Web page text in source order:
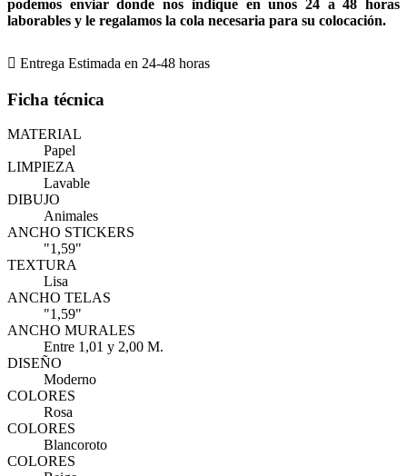
podemos enviar donde nos indique en unos 24 a 48 horas
laborables y le regalamos la cola necesaria para su colocación.
 Entrega Estimada en 24-48 horas
Ficha técnica
MATERIAL
Papel
LIMPIEZA
Lavable
DIBUJO
Animales
ANCHO STICKERS
"1,59"
TEXTURA
Lisa
ANCHO TELAS
"1,59"
ANCHO MURALES
Entre 1,01 y 2,00 M.
DISEÑO
Moderno
COLORES
Rosa
COLORES
Blancoroto
COLORES